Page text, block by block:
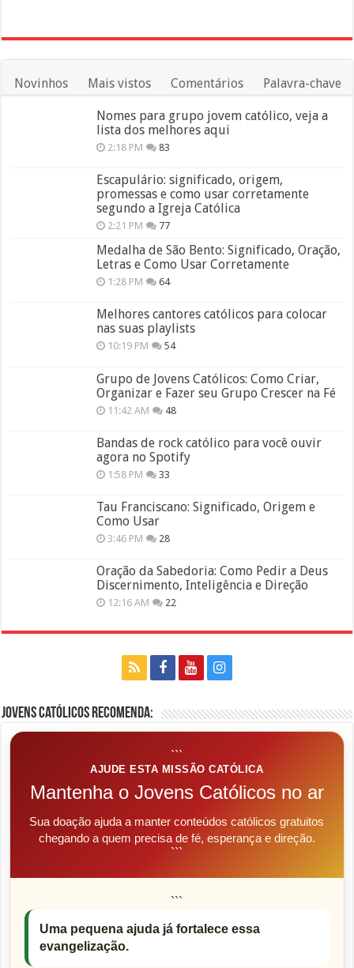
Novinhos Mais vistos Comentários Palavra-chave
Nomes para grupo jovem católico, veja a
lista dos melhores aqui
2:18 PM 83
Escapulário: significado, origem,
promessas e como usar corretamente
segundo a Igreja Católica
2:21 PM 77
Medalha de São Bento: Significado, Oração,
Letras e Como Usar Corretamente
1:28 PM 64
Melhores cantores católicos para colocar
nas suas playlists
10:19 PM 54
Grupo de Jovens Católicos: Como Criar,
Organizar e Fazer seu Grupo Crescer na Fé
11:42 AM 48
Bandas de rock católico para você ouvir
agora no Spotify
1:58 PM 33
Tau Franciscano: Significado, Origem e
Como Usar
3:46 PM 28
Oração da Sabedoria: Como Pedir a Deus
Discernimento, Inteligência e Direção
12:16 AM 22
Jovens Católicos Recomenda:
```
AJUDE ESTA MISSÃO CATÓLICA
Mantenha o Jovens Católicos no ar
Sua doação ajuda a manter conteúdos católicos gratuitos
chegando a quem precisa de fé, esperança e direção.
```
```
Uma pequena ajuda já fortalece essa
evangelização.